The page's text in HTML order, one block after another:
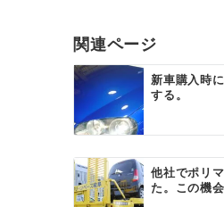
ゲ
ー
シ
ョ
ン
関連ページ
新車購入時
する。
他社でポリ
た。この機